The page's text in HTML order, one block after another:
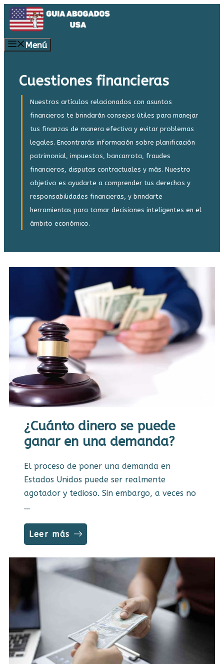
Saltar
al
contenido
Menú
Cuestiones financieras
Nuestros artículos relacionados con asuntos
financieros te brindarán consejos útiles para manejar
tus finanzas de manera efectiva y evitar problemas
legales. Encontrarás información sobre planificación
patrimonial, impuestos, bancarrota, fraudes
financieros, disputas contractuales y más. Nuestro
objetivo es ayudarte a comprender tus derechos y
responsabilidades financieras, y brindarte
herramientas para tomar decisiones inteligentes en el
ámbito económico.
¿Cuánto dinero se puede
ganar en una demanda?
El proceso de poner una demanda en
Estados Unidos puede ser realmente
agotador y tedioso. Sin embargo, a veces no
...
Leer más